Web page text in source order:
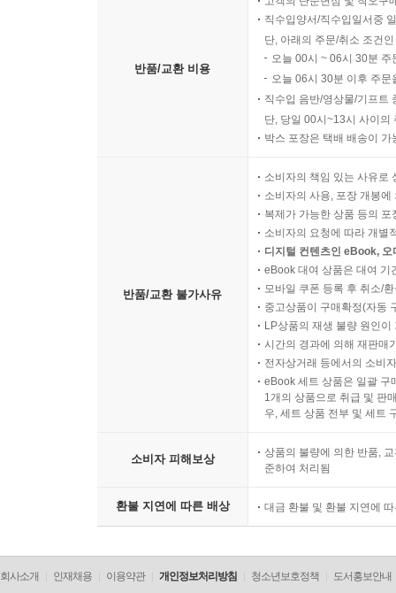
반품/교환 비용
직수입양서/직수입일서중
단, 아래의 주문/취소 조건
오늘 00시 ~ 06시 30분
오늘 06시 30분 이후 주
직수입 음반/영상물/기프트
단, 당일 00시~13시 사이의
박스 포장은 택배 배송이
반품/교환 불가사유
소비자의 책임 있는 사유로
소비자의 사용, 포장 개봉
복제가 가능한 상품 등의
소비자의 요청에 따라 개별
디지털 컨텐츠인 eBook,
eBook 대여 상품은 대여 기
모바일 쿠폰 등록 후 취소/
중고상품이 구매확정(자동
LP상품의 재생 불량 원인
시간의 경과에 의해 재판매
전자상거래 등에서의 소비
eBook 세트 상품은 일괄 구
1개의 상품으로 취급 및 판
우, 세트 상품 전부 및 세트
소비자 피해보상
상품의 불량에 의한 반품,
준하여 처리됨
환불 지연에 따른 배상 대금 환불 및 환불 지연에
회사소개 인재채용 이용약관 개인정보처리방침 청소년보호정책 도서홍보안내